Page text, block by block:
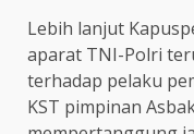
Lebih lanjut
aparat TNI-Polri
terhadap pelaku
KST pimpinan